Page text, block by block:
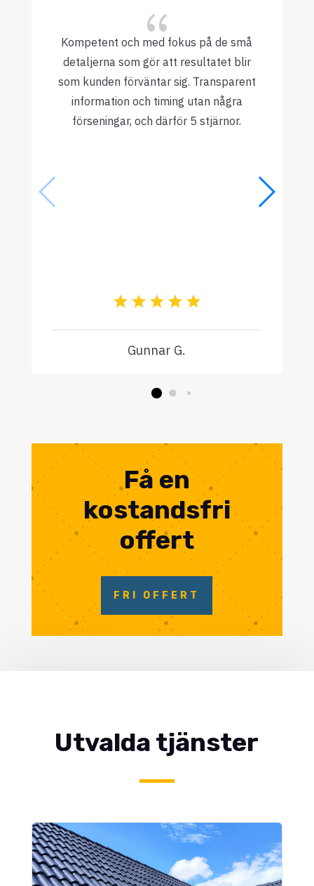
{
Kompetent och med fokus på de små
detaljerna som gör att resultatet blir
som kunden förväntar sig. Transparent
information och timing utan några
förseningar, och därför 5 stjärnor.
Gunnar G.
Få en
kostandsfri
offert
FRI OFFERT
Utvalda tjänster